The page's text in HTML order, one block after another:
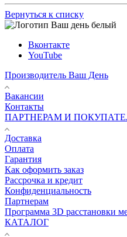
Вернуться к списку
Вконтакте
YouTube
Производитель Ваш День
Вакансии
Контакты
ПАРТНЕРАМ И
Доставка
Оплата
Гарантия
Как оформить заказ
Рассрочка и кредит
Конфиденциальность
Партнерам
Программа 3D расстановки
КАТАЛОГ